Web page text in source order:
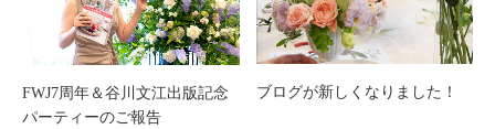
FWJ7周年＆谷川文江出版記念
パーティーのご報告
ブログが新しくなりました！